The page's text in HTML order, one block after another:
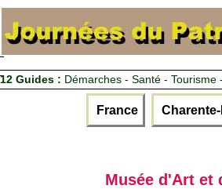
12 Guides : Démarches - Santé - Tourisme
France
Musée d'Art et